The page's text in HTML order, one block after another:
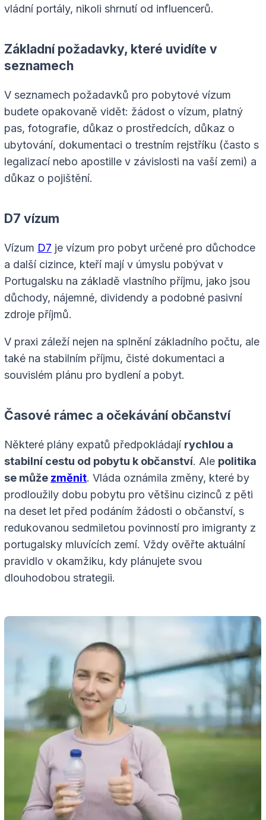
vládní portály, nikoli shrnutí od influencerů.
Základní požadavky, které uvidíte v
seznamech
V seznamech požadavků pro pobytové vízum
budete opakovaně vidět: žádost o vízum, platný
pas, fotografie, důkaz o prostředcích, důkaz o
ubytování, dokumentaci o trestním rejstříku (často s
legalizací nebo apostille v závislosti na vaší zemi) a
důkaz o pojištění.
D7 vízum
Vízum D7 je vízum pro pobyt určené pro důchodce
a další cizince, kteří mají v úmyslu pobývat v
Portugalsku na základě vlastního příjmu, jako jsou
důchody, nájemné, dividendy a podobné pasivní
zdroje příjmů.
V praxi záleží nejen na splnění základního počtu, ale
také na stabilním příjmu, čisté dokumentaci a
souvislém plánu pro bydlení a pobyt.
Časové rámec a očekávání občanství
Některé plány expatů předpokládají rychlou a
stabilní cestu od pobytu k občanství. Ale politika
se může změnit. Vláda oznámila změny, které by
prodloužily dobu pobytu pro většinu cizinců z pěti
na deset let před podáním žádosti o občanství, s
redukovanou sedmiletou povinností pro imigranty z
portugalsky mluvících zemí. Vždy ověřte aktuální
pravidlo v okamžiku, kdy plánujete svou
dlouhodobou strategii.